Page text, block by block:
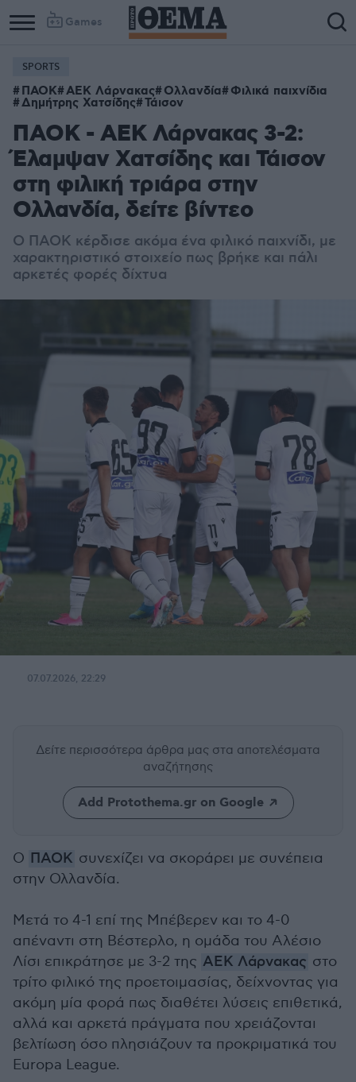
Games
SPORTS
ΠΑΟΚ ΑΕΚ Λάρνακας Ολλανδία Φιλικά παιχνίδια
Δημήτρης Χατσίδης Τάισον
ΠΑΟΚ - ΑΕΚ Λάρνακας 3-2:
Έλαμψαν Χατσίδης και Τάισον
στη φιλική τριάρα στην
Ολλανδία, δείτε βίντεο
Ο ΠΑΟΚ κέρδισε ακόμα ένα φιλικό παιχνίδι, με
χαρακτηριστικό στοιχείο πως βρήκε και πάλι
αρκετές φορές δίχτυα
07.07.2026, 22:29
Δείτε περισσότερα άρθρα μας στα αποτελέσματα
αναζήτησης
Add Protothema.gr on Google
Ο ΠΑΟΚ συνεχίζει να σκοράρει με συνέπεια
στην Ολλανδία.
Μετά το 4-1 επί της Μπέβερεν και το 4-0
απέναντι στη Βέστερλο, η ομάδα του Αλέσιο
Λίσι επικράτησε με 3-2 της ΑΕΚ Λάρνακας στο
τρίτο φιλικό της προετοιμασίας, δείχνοντας για
ακόμη μία φορά πως διαθέτει λύσεις επιθετικά,
αλλά και αρκετά πράγματα που χρειάζονται
βελτίωση όσο πλησιάζουν τα προκριματικά του
Europa League.